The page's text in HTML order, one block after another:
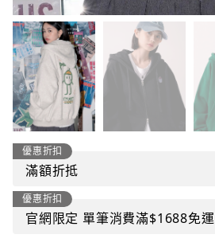
優惠折扣
滿額折抵
優惠折扣
官網限定 單筆消費滿$1688免運